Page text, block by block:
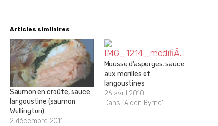
Articles similaires
Saumon en croûte, sauce
langoustine (saumon
Wellington)
2 décembre 2011
Mousse d’asperges, sauce
aux morilles et
langoustines
26 avril 2010
Dans "Aiden Byrne"